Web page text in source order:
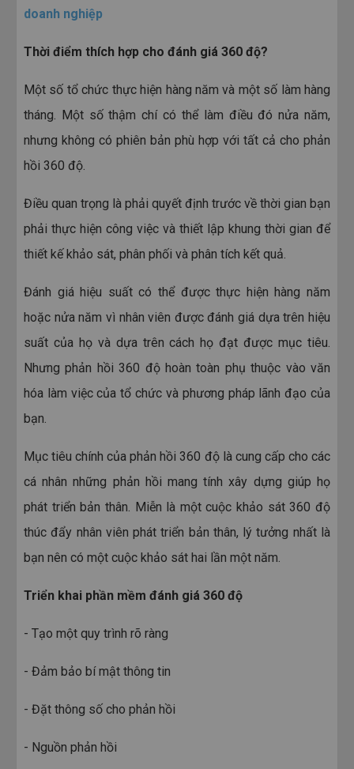
doanh nghiệp
Thời điểm thích hợp cho đánh giá 360 độ?
Một số tổ chức thực hiện hàng năm và một số làm hàng
tháng. Một số thậm chí có thể làm điều đó nửa năm,
nhưng không có phiên bản phù hợp với tất cả cho phản
hồi 360 độ.
Điều quan trọng là phải quyết định trước về thời gian bạn
phải thực hiện công việc và thiết lập khung thời gian để
thiết kế khảo sát, phân phối và phân tích kết quả.
Đánh giá hiệu suất có thể được thực hiện hàng năm
hoặc nửa năm vì nhân viên được đánh giá dựa trên hiệu
suất của họ và dựa trên cách họ đạt được mục tiêu.
Nhưng phản hồi 360 độ hoàn toàn phụ thuộc vào văn
hóa làm việc của tổ chức và phương pháp lãnh đạo của
bạn.
Mục tiêu chính của phản hồi 360 độ là cung cấp cho các
cá nhân những phản hồi mang tính xây dựng giúp họ
phát triển bản thân. Miễn là một cuộc khảo sát 360 độ
thúc đẩy nhân viên phát triển bản thân, lý tưởng nhất là
bạn nên có một cuộc khảo sát hai lần một năm.
Triển khai phần mềm đánh giá 360 độ
- Tạo một quy trình rõ ràng
- Đảm bảo bí mật thông tin
- Đặt thông số cho phản hồi
- Nguồn phản hồi